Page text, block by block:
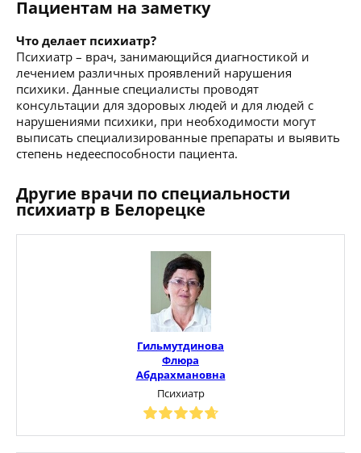
Пациентам на заметку
Что делает психиатр?
Психиатр – врач, занимающийся диагностикой и
лечением различных проявлений нарушения
психики. Данные специалисты проводят
консультации для здоровых людей и для людей с
нарушениями психики, при необходимости могут
выписать специализированные препараты и выявить
степень недееспособности пациента.
Другие врачи по специальности
психиатр в Белорецке
Гильмутдинова
Флюра
Абдрахмановна
Психиатр